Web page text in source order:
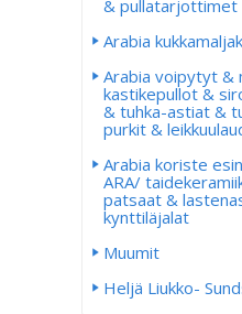
& pullatarjottimet
Arabia
Arabia voipytyt &
kastikepullot &
& tuhka-astiat &
purkit &
Arabia koriste
ARA/
patsaat &
kynttiläjalat
Muumit
Heljä Liukko-